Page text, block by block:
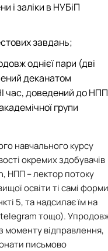
і заліки в НУБіП
завдань;
однієї пари (дві
деканатом
час, доведений до НПП
групи
навчального курсу
окремих здобувачів
НПП – лектор потоку
освіти ті самі форми
5, та надсилає їм на
тощо).
моменту відправлення,
письмово